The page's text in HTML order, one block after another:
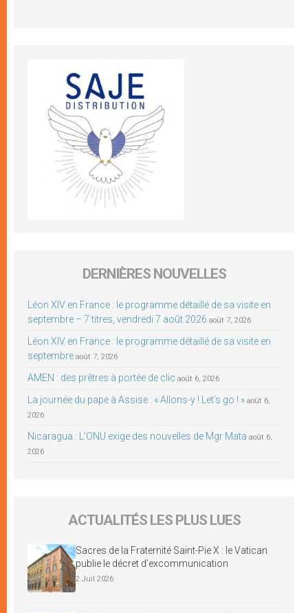
DERNIÈRES NOUVELLES
Léon XIV en France : le programme détaillé de sa visite en
septembre – 7 titres, vendredi 7 août 2026 août 7, 2026
Léon XIV en France : le programme détaillé de sa visite en
septembre août 7, 2026
AMEN : des prêtres à portée de clic août 6, 2026
La journée du pape à Assise : « Allons-y ! Let’s go ! » août 6,
2026
Nicaragua : L’ONU exige des nouvelles de Mgr Mata août 6,
2026
ACTUALITÉS LES PLUS LUES
Sacres de la Fraternité Saint-Pie X : le Vatican
publie le décret d’excommunication
2 Juil 2026